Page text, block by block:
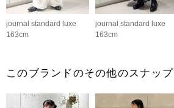
journal standard luxe
163cm
journal standard luxe
163cm
このブランドのその他のスナップ